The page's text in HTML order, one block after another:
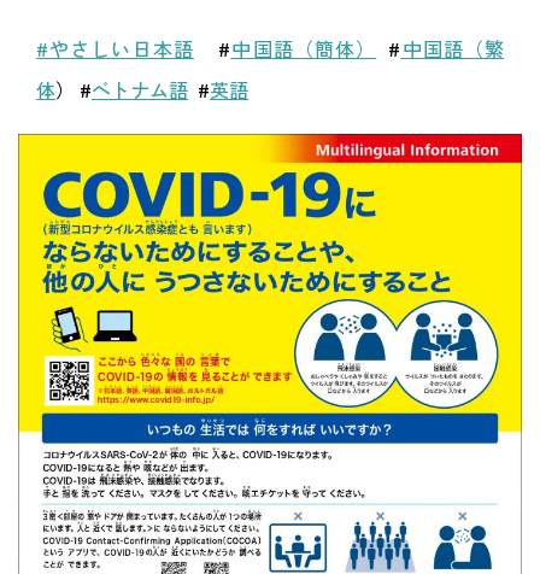
#やさしい日本語 #中国語（簡体） #中国語（繁
体） #ベトナム語 #英語